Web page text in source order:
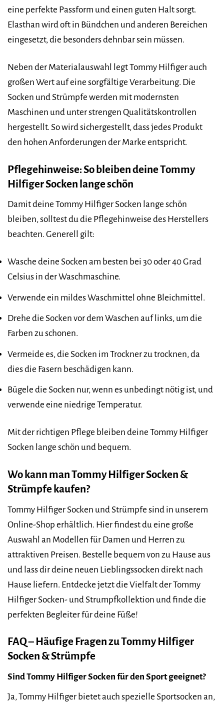
eine perfekte Passform und einen guten Halt sorgt.
Elasthan wird oft in Bündchen und anderen Bereichen
eingesetzt, die besonders dehnbar sein müssen.
Neben der Materialauswahl legt Tommy Hilfiger auch
großen Wert auf eine sorgfältige Verarbeitung. Die
Socken und Strümpfe werden mit modernsten
Maschinen und unter strengen Qualitätskontrollen
hergestellt. So wird sichergestellt, dass jedes Produkt
den hohen Anforderungen der Marke entspricht.
Pflegehinweise: So bleiben deine Tommy
Hilfiger Socken lange schön
Damit deine Tommy Hilfiger Socken lange schön
bleiben, solltest du die Pflegehinweise des Herstellers
beachten. Generell gilt:
Wasche deine Socken am besten bei 30 oder 40 Grad
Celsius in der Waschmaschine.
Verwende ein mildes Waschmittel ohne Bleichmittel.
Drehe die Socken vor dem Waschen auf links, um die
Farben zu schonen.
Vermeide es, die Socken im Trockner zu trocknen, da
dies die Fasern beschädigen kann.
Bügele die Socken nur, wenn es unbedingt nötig ist, und
verwende eine niedrige Temperatur.
Mit der richtigen Pflege bleiben deine Tommy Hilfiger
Socken lange schön und bequem.
Wo kann man Tommy Hilfiger Socken &
Strümpfe kaufen?
Tommy Hilfiger Socken und Strümpfe sind in unserem
Online-Shop erhältlich. Hier findest du eine große
Auswahl an Modellen für Damen und Herren zu
attraktiven Preisen. Bestelle bequem von zu Hause aus
und lass dir deine neuen Lieblingssocken direkt nach
Hause liefern. Entdecke jetzt die Vielfalt der Tommy
Hilfiger Socken- und Strumpfkollektion und finde die
perfekten Begleiter für deine Füße!
FAQ – Häufige Fragen zu Tommy Hilfiger
Socken & Strümpfe
Sind Tommy Hilfiger Socken für den Sport geeignet?
Ja, Tommy Hilfiger bietet auch spezielle Sportsocken an,